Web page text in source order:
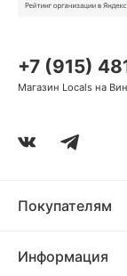
Покупателям
Информация
+7 (915)
Магазин Locals на